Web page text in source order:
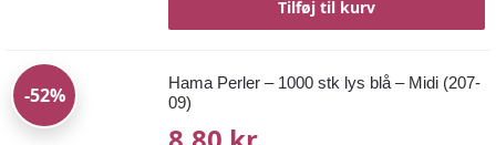
Tilføj til kurv
-52%
Hama Perler – 1000 stk lys blå – Midi (207-
09)